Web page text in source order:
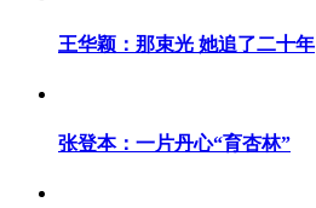
王华颖：那束光 她追了二十年
张登本：一片丹心“育杏林”